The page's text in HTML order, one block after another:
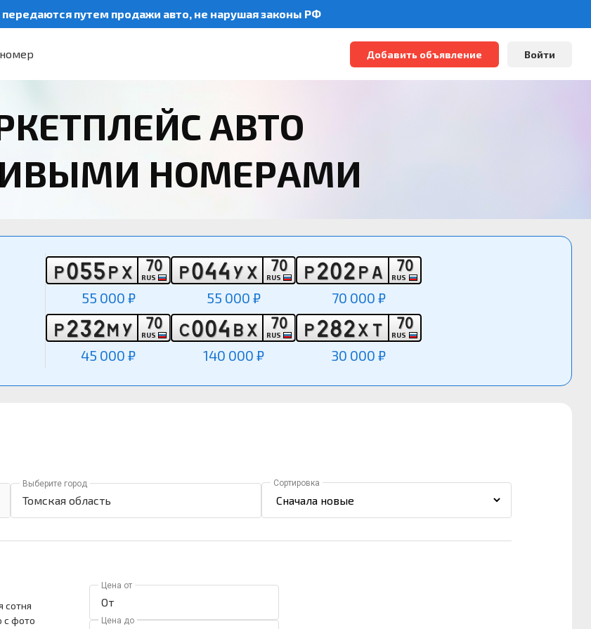
путем продажи авто, не нарушая законы РФ
Добавить объявление Войти
АВТО
НОМЕРАМИ
Р055РХ 70
RUS
55 000 ₽
Р044У Х 70
RUS
55 000 ₽
Р202РА 70
RUS
70 000 ₽
Р232М У 70
RUS
45 000 ₽
С004ВХ 70
RUS
140 000 ₽
Р282Х Т 70
RUS
30 000 ₽
Выберите город
Томская область
Сортировка
сотня
с фото
Цена от
Цена до